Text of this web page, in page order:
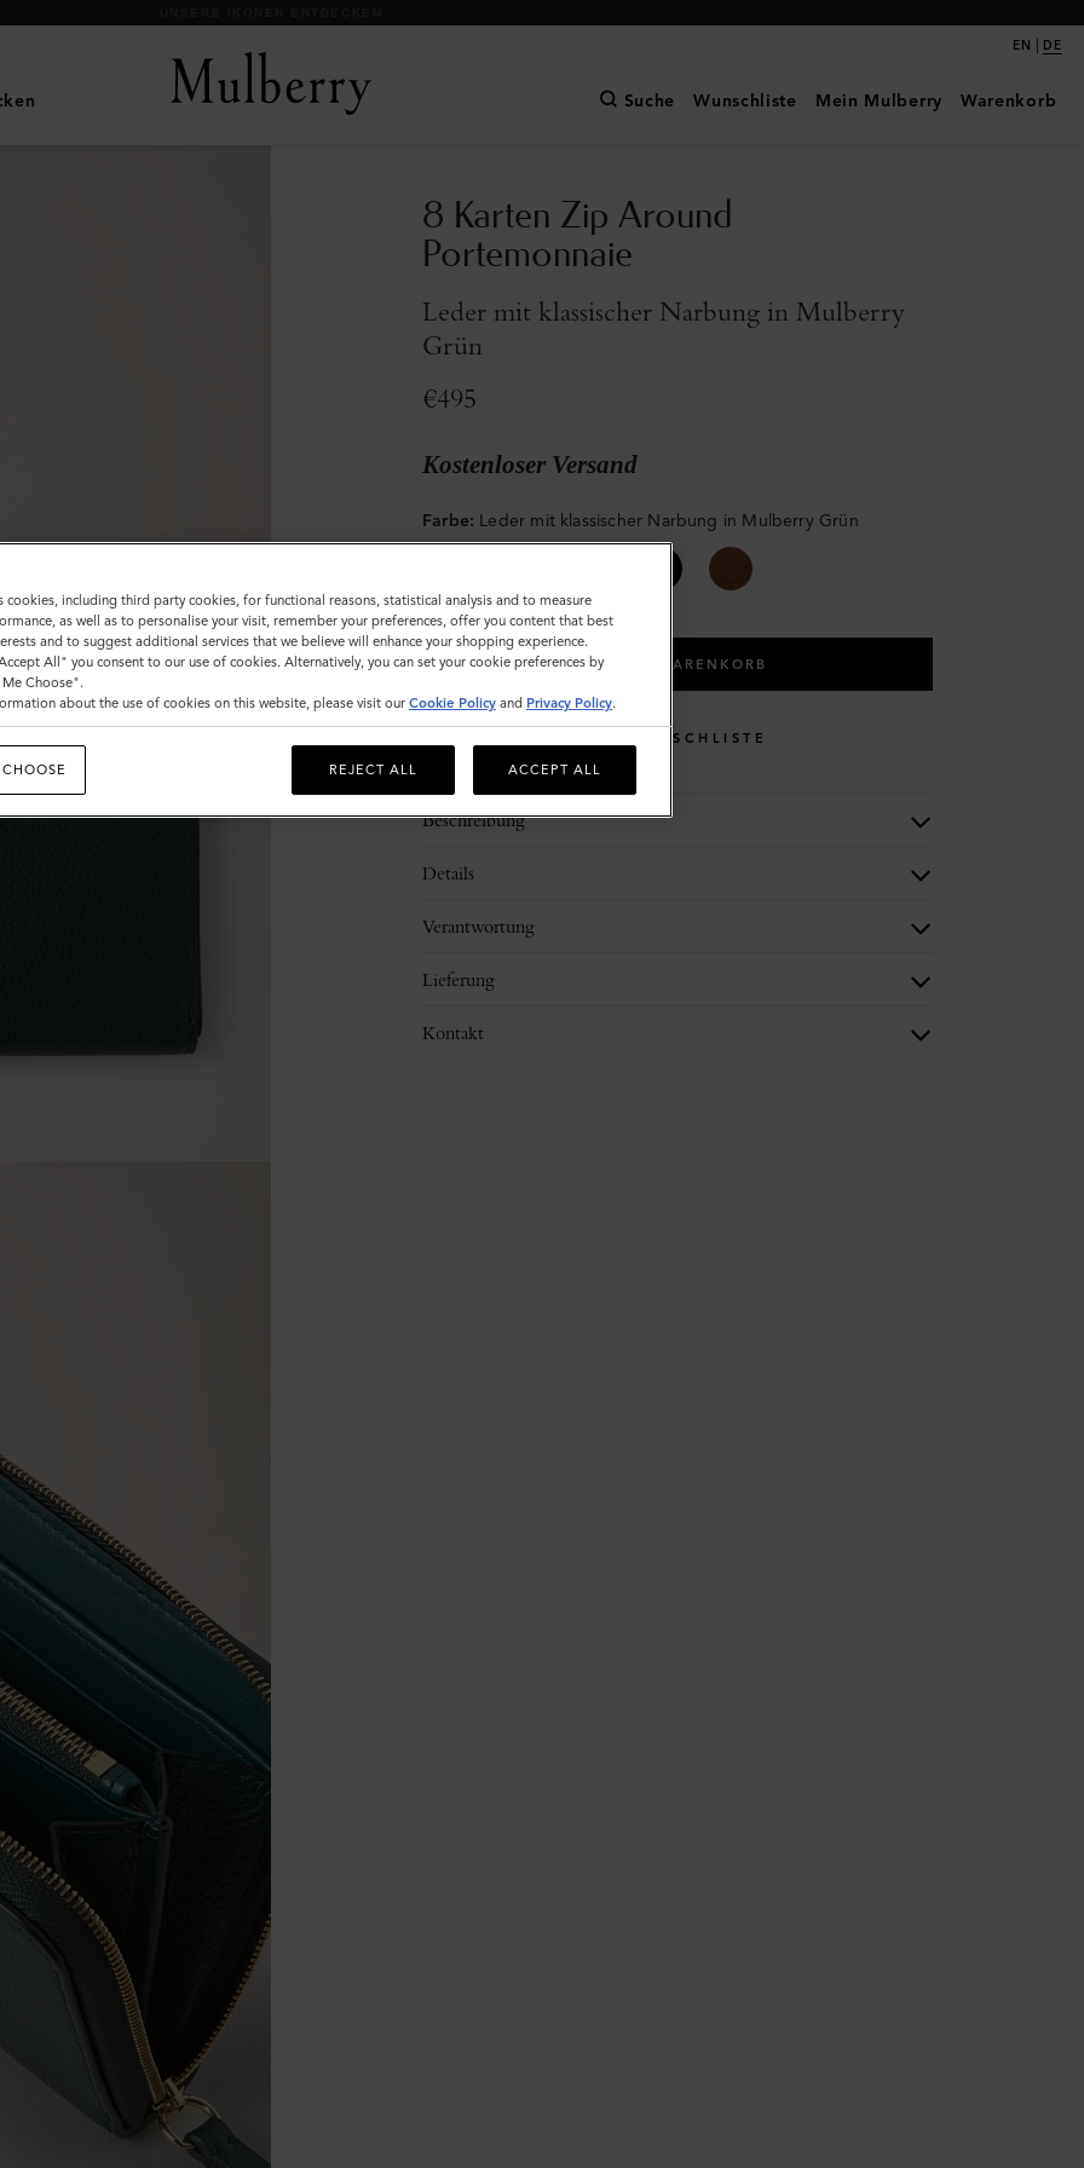
EN | DE
Suche Wunschliste Mein Mulberry Warenkorb
8 Karten Zip Around
Portemonnaie
Leder mit klassischer Narbung in Mulberry
Grün
€495
Kostenloser Versand
Farbe: Leder mit klassischer Narbung in Mulberry Grün
IN DEN WARENKORB
WUNSCHLISTE
Beschreibung
Details
Verantwortung
Lieferung
Kontakt
cookies, including third party cookies, for functional reasons, statistical analysis and to measure
as well as to personalise your visit, remember your preferences, offer you content that best
and to suggest additional services that we believe will enhance your shopping experience.
All" you consent to our use of cookies. Alternatively, you can set your cookie preferences by
Choose".
about the use of cookies on this website, please visit our Cookie Policy and Privacy Policy.
REJECT ALL ACCEPT ALL